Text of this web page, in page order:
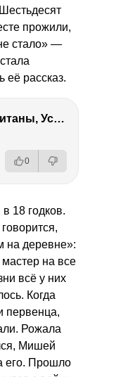
прожили,
стало» —
её рассказ.
СКУЛБОЙ | Шоу Титаны, Усейн Болт, Ларрат, Зашквар!
0
18 годков.
на деревне»:
мастер на все
всё у них
Когда
первенца,
Рожала
Мишей
его. Прошло